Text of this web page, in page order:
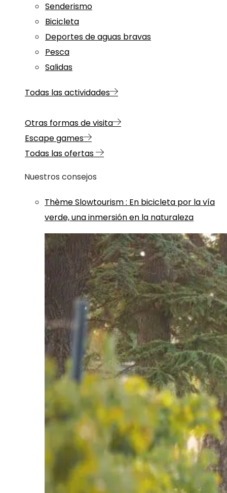
Senderismo
Bicicleta
Deportes de aguas bravas
Pesca
Salidas
Todas las actividades
Otras formas de visita
Escape games
Todas las ofertas
Nuestros consejos
ThèmeSlowtourism: En bicicleta por la vía
verde, una inmersión en la naturaleza